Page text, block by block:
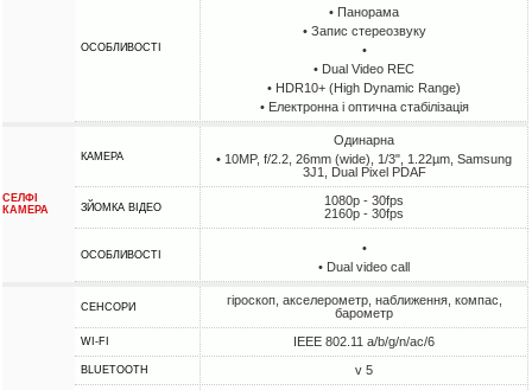
ОСОБЛИВОСТІ
• Панорама
• Запис стереозвуку
•
• Dual Video REC
• HDR10+ (High Dynamic Range)
• Електронна і оптична стабілізація
СЕЛФІ
КАМЕРА
КАМЕРА
Одинарна
• 10MP, f/2.2, 26mm (wide), 1/3", 1.22µm, Samsung
3J1, Dual Pixel PDAF
ЗЙОМКА ВІДЕО
1080p - 30fps
2160p - 30fps
ОСОБЛИВОСТІ
•
• Dual video call
СЕНСОРИ
гіроскоп, акселерометр, наближення, компас,
барометр
WI-FI IEEE 802.11 a/b/g/n/ac/6
BLUETOOTH v 5